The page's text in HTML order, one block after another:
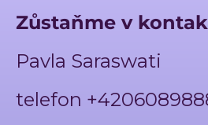
Zůstaňme v
Pavla Saraswati
telefon